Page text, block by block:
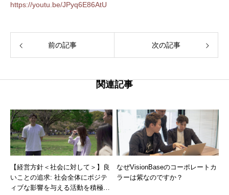
https://youtu.be/JPyq6E86AtU
前の記事 次の記事
関連記事
【経営方針＜社会に対して＞】良
いことの追求: 社会全体にポジテ
ィブな影響を与える活動を積極的
なぜVisionBaseのコーポレートカ
ラーは紫なのですか？